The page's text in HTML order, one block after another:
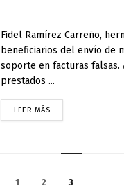
Fidel Ramírez Carreño,
beneficiarios del envío de
soporte en facturas
prestados ...
LEER MÁS
1 2 3